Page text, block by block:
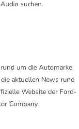
suchen.
um die Automarke
aktuellen News rund
Website der Ford-
Company.